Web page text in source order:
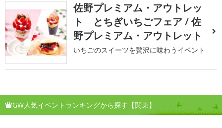
佐野プレミアム・アウトレッ
ト とちぎいちごフェア / 佐
野プレミアム・アウトレット
いちごのスイーツを贅沢に味わうイベント
GW人気イベントランキングから探す【関東】